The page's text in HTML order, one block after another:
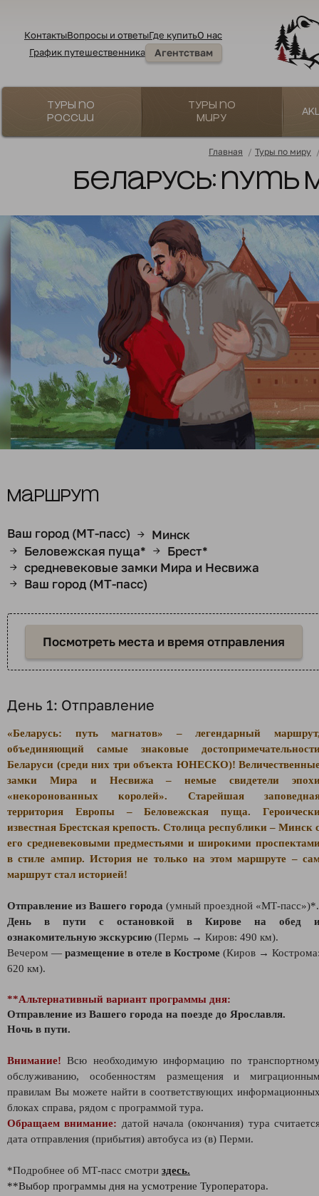
КонтактыВопросы и ответыГде купитьО нас
График путешественника
Агентствам
Туры по
России
Туры по
миру
Главная / Туры по миру
Беларусь: путь
Маршрут
Ваш город (МТ-пасс) → Минск
→ Беловежская пуща* → Брест*
→ средневековые замки Мира и Несвижа
→ Ваш город (МТ-пасс)
Посмотреть места и время отправления
День 1: Отправление
«Беларусь: путь магнатов» – легендарный
объединяющий самые знаковые
Беларуси (среди них три объекта ЮНЕСКО)!
замки Мира и Несвижа – немые свидетели
«некоронованных королей». Старейшая
территория Европы – Беловежская пуща.
известная Брестская крепость. Столица республики – Минск
его средневековыми предместьями и широкими
в стиле ампир. История не только на этом маршруте –
маршрут стал историей!
Отправление из Вашего города (умный проездной «МТ-пасс»)*.
День в пути с остановкой в Кирове на обед
ознакомительную экскурсию (Пермь → Киров: 490 км).
Вечером — размещение в отеле в Костроме (Киров →
620 км).
**Альтернативный вариант программы дня:
Отправление из Вашего города на поезде до Ярославля.
Ночь в пути.
Внимание!Всю необходимую информацию по
обслуживанию, особенностям размещения и
правилам Вы можете найти в соответствующих
блоках справа, рядом с программой тура.
Обращаем внимание: датой начала (окончания) тура
дата отправления (прибытия) автобуса из (в) Перми.
*Подробнее об МТ-пасс смотри здесь.
**Выбор программы дня на усмотрение Туроператора.